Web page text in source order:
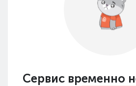
Сервис временно